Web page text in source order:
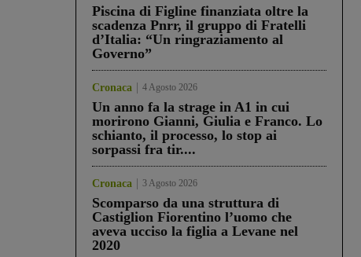
Piscina di Figline finanziata oltre la
scadenza Pnrr, il gruppo di Fratelli
d’Italia: “Un ringraziamento al
Governo”
Cronaca 4 Agosto 2026
Un anno fa la strage in A1 in cui
morirono Gianni, Giulia e Franco. Lo
schianto, il processo, lo stop ai
sorpassi fra tir....
Cronaca 3 Agosto 2026
Scomparso da una struttura di
Castiglion Fiorentino l’uomo che
aveva ucciso la figlia a Levane nel
2020